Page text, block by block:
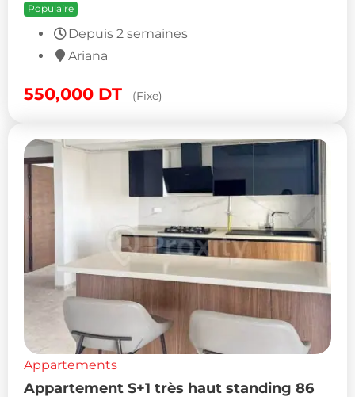
Populaire
Depuis 2 semaines
Ariana
550,000 DT (Fixe)
Appartements
Appartement S+1 très haut standing 86